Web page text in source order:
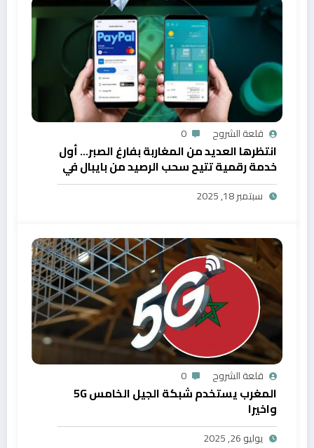
قلعة الشروح 0
انتظرها العديد من المغاربة بفارغ الصبر… أول
خدمة رقمية تتيح سحب الرصيد من بايبال في
المغرب
سبتمبر 18, 2025
قلعة الشروح 0
المغرب يستخدم شبكة الجيل الخامس 5G
واخيرا
يوليو 26, 2025